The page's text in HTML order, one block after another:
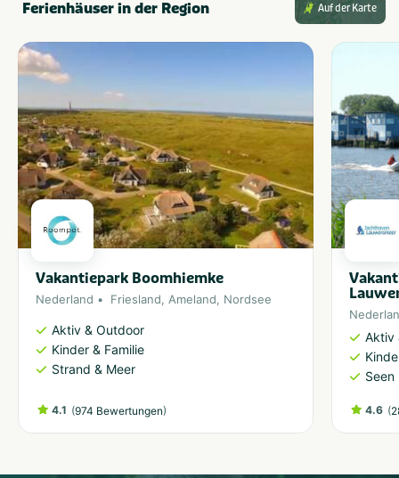
Ferienhäuser in der Region Auf der Karte
Vakantiepark Boomhiemke
Nederland Friesland, Ameland, Nordsee
Aktiv & Outdoor
Kinder & Familie
Strand & Meer
4.1 (974 Bewertungen)
Aktiv
Seen
4.6 (